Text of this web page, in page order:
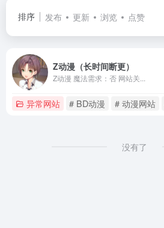
排序 发布 更新 浏览 点赞
Z动漫（长时间断更）
Z动漫 魔法需求：否 网站关...
异常网站 # BD动漫 # 动漫网站
没有了